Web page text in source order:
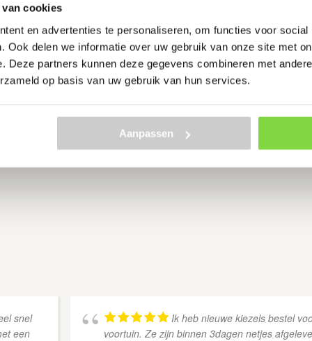
cookies
en advertenties te personaliseren, om functies voor
Ook delen we informatie over uw gebruik van onze site met
Deze partners kunnen deze gegevens combineren met
op basis van uw gebruik van hun services.
Aanpassen
7 werkdagen
€34.10
Bekijk product
Toont alle 18 resultaten
snel
een
Ik heb nieuwe kiezels bestel
voortuin. Ze zijn binnen 3dagen netjes